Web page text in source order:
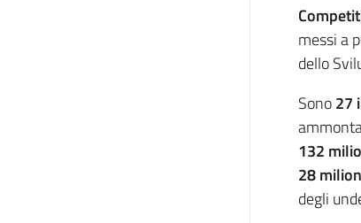
messi a
dello
Sono27
132
28
degli